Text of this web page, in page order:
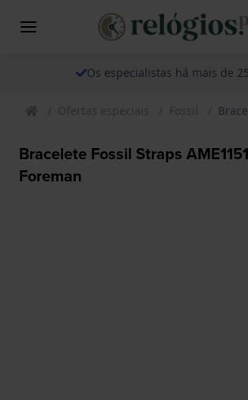
Os especialistas há mais de
Ofertas especiais Fossil
Bracelete Fossil Straps
Foreman